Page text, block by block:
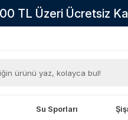
TL Üzeri Ücretsiz
Su Sporları